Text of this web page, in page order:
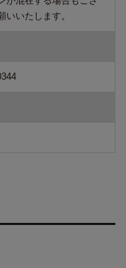
いたします。